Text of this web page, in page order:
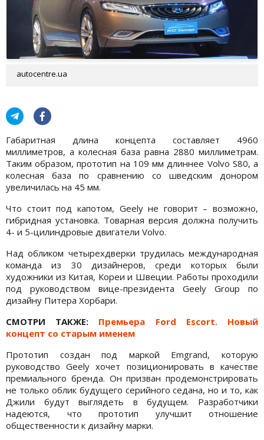
autocentre.ua
Габаритная длина концепта составляет 4960
миллиметров, а колесная база равна 2880 миллиметрам.
Таким образом, прототип на 109 мм длиннее Volvo S80, а
колесная база по сравнению со шведским донором
увеличилась на 45 мм.
Что стоит под капотом, Geely не говорит – возможно,
гибридная установка. Товарная версия должна получить
4- и 5-цилиндровые двигатели Volvo.
Над обликом четырехдверки трудилась международная
команда из 30 дизайнеров, среди которых были
художники из Китая, Кореи и Швеции. Работы проходили
под руководством вице-президента Geely Group по
дизайну Питера Хорбари.
СМОТРИ ТАКЖЕ: Премьера Ford Escort. Новый
концепт со старым именем
Прототип создан под маркой Emgrand, которую
руководство Geely хочет позиционировать в качестве
премиального бренда. Он призван продемонстрировать
не только облик будущего серийного седана, но и то, как
Джили будут выглядеть в будущем. Разработчики
надеются, что прототип улучшит отношение
общественности к дизайну марки.